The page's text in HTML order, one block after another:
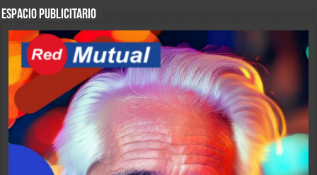
ESPACIO PUBLICITARIO